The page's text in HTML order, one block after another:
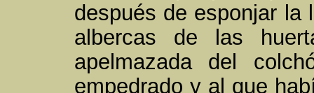
después de esponjar la
albercas de las
apelmazada del
empedrado y al que